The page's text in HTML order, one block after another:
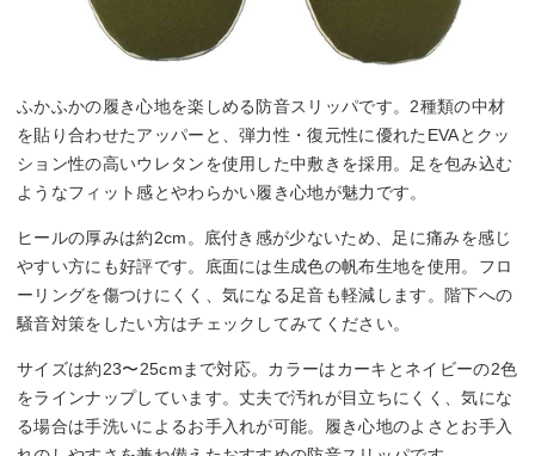
ふかふかの履き心地を楽しめる防音スリッパです。2種類の中材
を貼り合わせたアッパーと、弾力性・復元性に優れたEVAとクッ
ション性の高いウレタンを使用した中敷きを採用。足を包み込む
ようなフィット感とやわらかい履き心地が魅力です。
ヒールの厚みは約2cm。底付き感が少ないため、足に痛みを感じ
やすい方にも好評です。底面には生成色の帆布生地を使用。フロ
ーリングを傷つけにくく、気になる足音も軽減します。階下への
騒音対策をしたい方はチェックしてみてください。
サイズは約23〜25cmまで対応。カラーはカーキとネイビーの2色
をラインナップしています。丈夫で汚れが目立ちにくく、気にな
る場合は手洗いによるお手入れが可能。履き心地のよさとお手入